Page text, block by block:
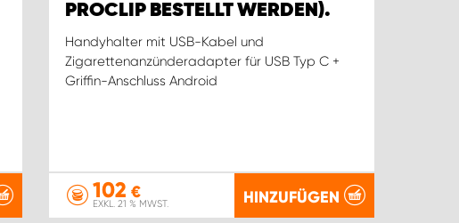
PROCLIP BESTELLT WERDEN).
Handyhalter mit USB-Kabel und
Zigarettenanzünderadapter für USB Typ C +
Griffin-Anschluss Android
102 €
EXKL. 21 % MWST. HINZUFÜGEN